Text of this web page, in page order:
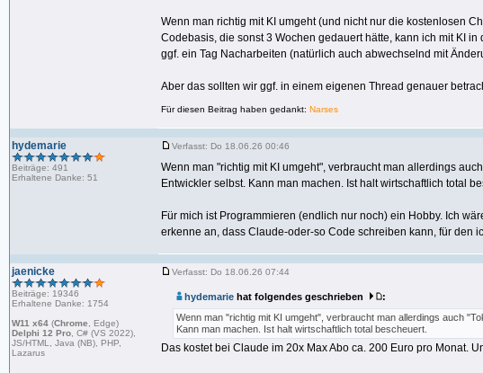
Wenn man richtig mit KI umgeht (und nicht nur die kostenlosen
Codebasis, die sonst 3 Wochen gedauert hätte, kann ich mit KI
ggf. ein Tag Nacharbeiten (natürlich auch abwechselnd mit
Aber das sollten wir ggf. in einem eigenen Thread genauer
Für diesen Beitrag haben gedankt: Narses
hydemarie
Beiträge: 491
Erhaltene Danke: 51
Verfasst: Do 18.06.26 00:46
Wenn man "richtig mit KI umgeht", verbraucht man allerdings
Entwickler selbst. Kann man machen. Ist halt wirtschaftlich total
Für mich ist Programmieren (endlich nur noch) ein Hobby. Ich
erkenne an, dass Claude-oder-so Code schreiben kann, für den
jaenicke
Beiträge: 19346
Erhaltene Danke: 1754
W11 x64 (Chrome , Edge)
Delphi 12 Pro , C# (VS 2022),
JS/HTML, Java (NB), PHP,
Lazarus
Verfasst: Do 18.06.26 07:44
hydemariehat folgendes geschrieben
:
Wenn man "richtig mit KI umgeht", verbraucht man allerdings auch
Kann man machen. Ist halt wirtschaftlich total bescheuert.
Das kostet bei Claude im 20x Max Abo ca. 200 Euro pro Monat.